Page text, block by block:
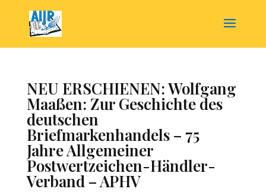
NEU ERSCHIENEN: Wolfgang
Maaßen: Zur Geschichte des
deutschen
Briefmarkenhandels – 75
Jahre Allgemeiner
Postwertzeichen-Händler-
Verband – APHV